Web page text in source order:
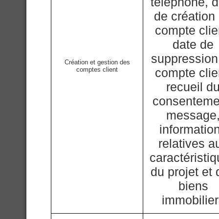
Création et gestion des
comptes client
de création
compte
date de
compte
recueil
relatives
du projet et
biens